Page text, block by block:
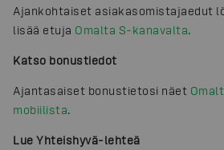
Ajankohtaiset asiakasomistajaedut
lisää etuja Omalta S-kanavalta.
Katso bonustiedot
Ajantasaiset bonustietosi näet
mobiilista.
Lue Yhteishyvä-lehteä